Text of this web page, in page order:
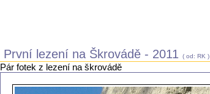
První lezení na Škrovádě - 2011( od: RK )
Pár fotek z lezení na škrovádě